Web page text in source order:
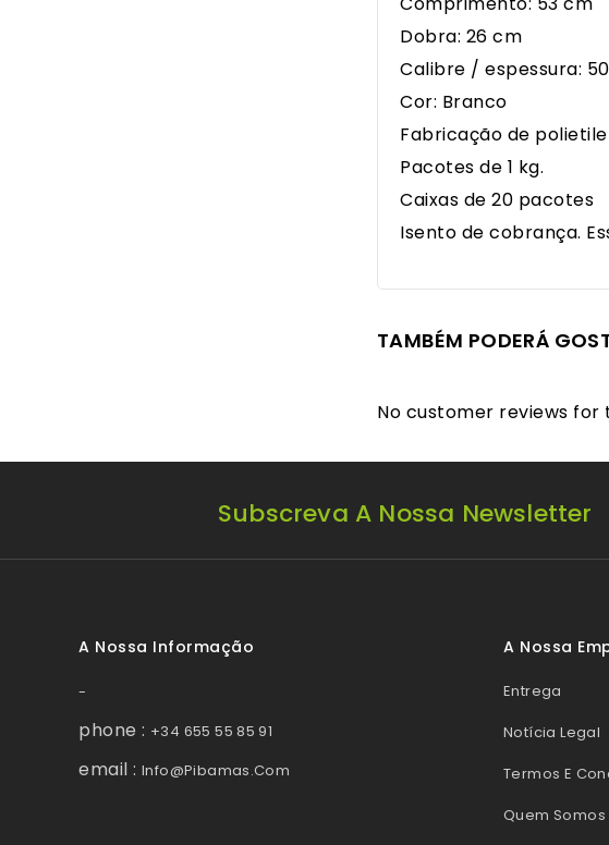
Dobra: 26 cm
Calibre / espessura:
Cor: Branco
Fabricação de
Pacotes de 1 kg.
Caixas de 20 pacotes
Isento de cobrança.
TAMBÉM PODERÁ
No customer reviews for
Subscreva A Nossa Newsletter
A Nossa Informação
-
phone : +34 655 55 85 91
email : Info@pibamas.com
A Nossa
Entrega
Notícia Legal
Termos E
Quem Somos